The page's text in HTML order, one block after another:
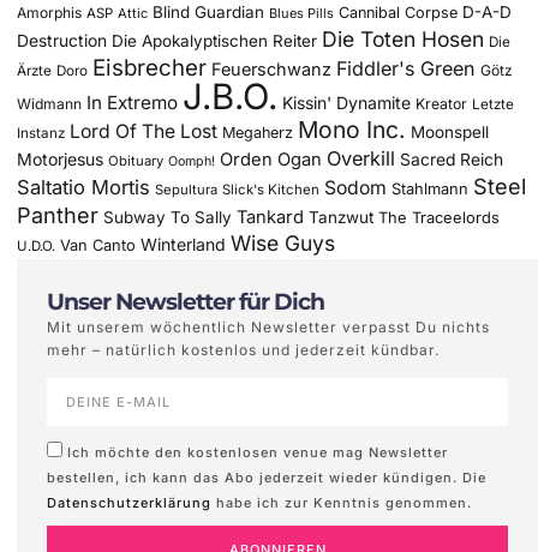
Amorphis ASP Attic Blind Guardian Blues Pills Cannibal Corpse D-A-D
Destruction Die Apokalyptischen Reiter Die Toten Hosen Die
Ärzte Doro Eisbrecher Feuerschwanz Fiddler's Green Götz
Widmann In Extremo J.B.O. Kissin' Dynamite Kreator Letzte
Instanz Lord Of The Lost Megaherz Mono Inc. Moonspell
Motorjesus Obituary Oomph! Orden Ogan Overkill Sacred Reich
Saltatio Mortis Sepultura Slick's Kitchen Sodom Stahlmann Steel
Panther Subway To Sally Tankard Tanzwut The Traceelords
U.D.O. Van Canto Winterland Wise Guys
Unser Newsletter für Dich
Mit unserem wöchentlich Newsletter verpasst Du nichts
mehr – natürlich kostenlos und jederzeit kündbar.
Ich möchte den kostenlosen venue mag Newsletter
bestellen, ich kann das Abo jederzeit wieder kündigen. Die
Datenschutzerklärung habe ich zur Kenntnis genommen.